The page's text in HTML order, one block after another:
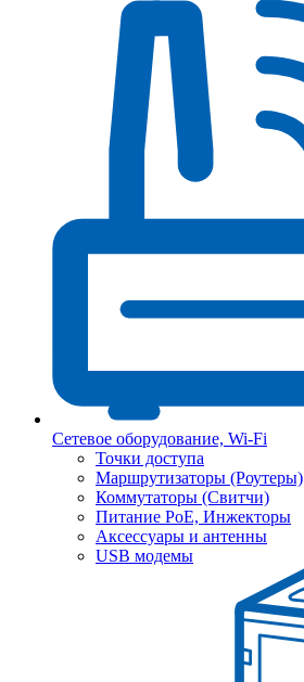
Сетевое оборудование, Wi-Fi
Точки доступа
Маршрутизаторы (Роутеры)
Коммутаторы (Свитчи)
Питание PoE, Инжекторы
Аксессуары и антенны
USB модемы